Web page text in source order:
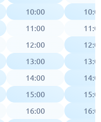
10:00
11:00
12:00
13:00
14:00
15:00
16:00